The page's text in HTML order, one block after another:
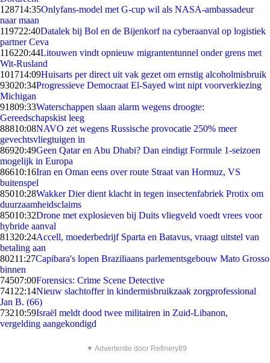
128714:35Onlyfans-model met G-cup wil als NASA-ambassadeur
naar maan
119722:40Datalek bij Bol en de Bijenkorf na cyberaanval op logistiek
partner Ceva
116220:44Litouwen vindt opnieuw migrantentunnel onder grens met
Wit-Rusland
101714:09Huisarts per direct uit vak gezet om ernstig alcoholmisbruik
93020:34Progressieve Democraat El-Sayed wint nipt voorverkiezing
Michigan
91809:33Waterschappen slaan alarm wegens droogte:
Gereedschapskist leeg
88810:08NAVO zet wegens Russische provocatie 250% meer
gevechtsvliegtuigen in
86920:49Geen Qatar en Abu Dhabi? Dan eindigt Formule 1-seizoen
mogelijk in Europa
86610:16Iran en Oman eens over route Straat van Hormuz, VS
buitenspel
85010:28Wakker Dier dient klacht in tegen insectenfabriek Protix om
duurzaamheidsclaims
85010:32Drone met explosieven bij Duits vliegveld voedt vrees voor
hybride aanval
81320:24Accell, moederbedrijf Sparta en Batavus, vraagt uitstel van
betaling aan
80211:27Capibara's lopen Braziliaans parlementsgebouw Mato Grosso
binnen
74507:00Forensics: Crime Scene Detective
741 22:14Nieuw slachtoffer in kindermisbruikzaak zorgprofessional
Jan B. (66)
73210:59Israël meldt dood twee militairen in Zuid-Libanon,
vergelding aangekondigd
▼ Advertentie door Refinery89